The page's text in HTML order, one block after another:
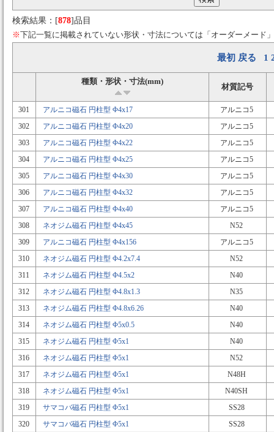
検索結果：[878]品目
※下記一覧に掲載されていない形状・寸法については「オーダーメード
最初 戻る 1
種類・形状・寸法(mm)
材質記号
301 アルニコ磁石 円柱型 Φ4x17
アルニコ5
302
アルニコ磁石 円柱型 Φ4x20
アルニコ5
303
アルニコ磁石 円柱型 Φ4x22
アルニコ5
304
アルニコ磁石 円柱型 Φ4x25
アルニコ5
305
アルニコ磁石 円柱型 Φ4x30
アルニコ5
306
アルニコ磁石 円柱型 Φ4x32
アルニコ5
307
アルニコ磁石 円柱型 Φ4x40
アルニコ5
308
ネオジム磁石 円柱型 Φ4x45
N52
309
アルニコ磁石 円柱型 Φ4x156
アルニコ5
310
ネオジム磁石 円柱型 Φ4.2x7.4
N52
311
ネオジム磁石 円柱型 Φ4.5x2
N40
312
ネオジム磁石 円柱型 Φ4.8x1.3
N35
313
ネオジム磁石 円柱型 Φ4.8x6.26
N40
314
ネオジム磁石 円柱型 Φ5x0.5
N40
315
ネオジム磁石 円柱型 Φ5x1
N40
316
ネオジム磁石 円柱型 Φ5x1
N52
317
ネオジム磁石 円柱型 Φ5x1
N48H
318
ネオジム磁石 円柱型 Φ5x1
N40SH
319
サマコバ磁石 円柱型 Φ5x1
SS28
320
サマコバ磁石 円柱型 Φ5x1
SS28